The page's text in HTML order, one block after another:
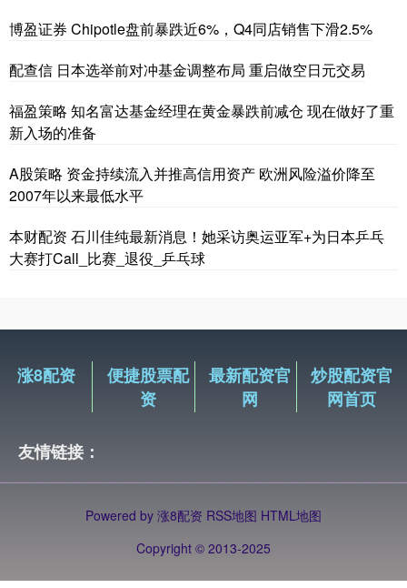
博盈证券 Chipotle盘前暴跌近6%，Q4同店销售下滑2.5%
配查信 日本选举前对冲基金调整布局 重启做空日元交易
福盈策略 知名富达基金经理在黄金暴跌前减仓 现在做好了重
新入场的准备
A股策略 资金持续流入并推高信用资产 欧洲风险溢价降至
2007年以来最低水平
本财配资 石川佳纯最新消息！她采访奥运亚军+为日本乒乓
大赛打Call_比赛_退役_乒乓球
涨8配资
便捷股票配
资
最新配资官
网
炒股配资官
网首页
友情链接：
Powered by 涨8配资 RSS地图 HTML地图
Copyright © 2013-2025